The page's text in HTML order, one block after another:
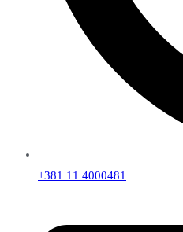
+381 11 4000481